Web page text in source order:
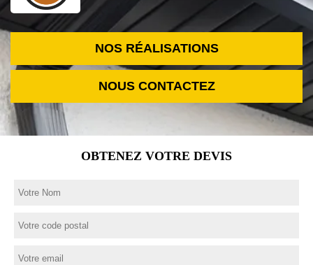
NOS RÉALISATIONS
NOUS CONTACTEZ
OBTENEZ VOTRE DEVIS